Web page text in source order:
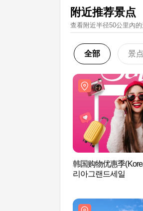
附近推荐景点
查看附近半径50公里內
全部 景点
韩国购物优惠季
리아그랜드세일